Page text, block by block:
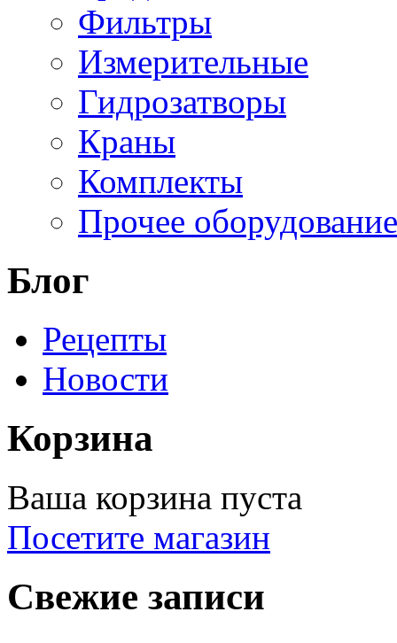
Фильтры
Измерительные
Гидрозатворы
Краны
Комплекты
Прочее оборудование
Блог
Рецепты
Новости
Корзина
Ваша корзина пуста
Посетите магазин
Свежие записи